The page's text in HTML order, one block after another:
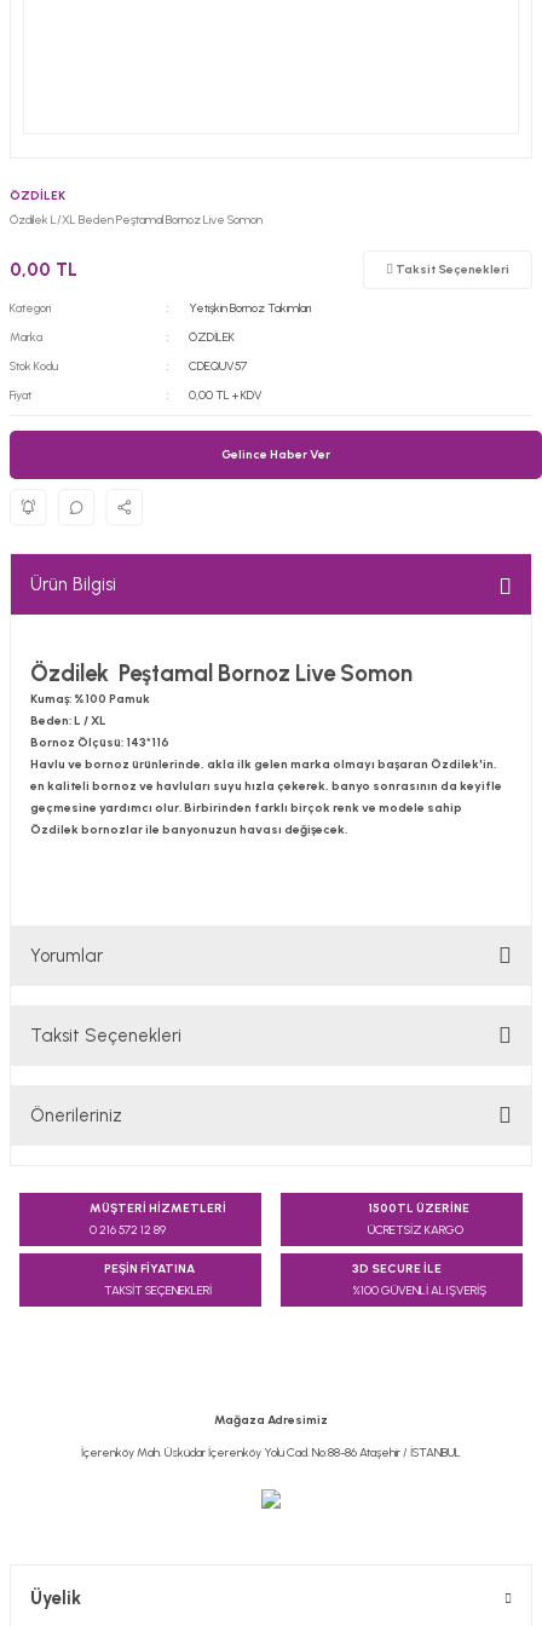
ÖZDİLEK
Özdilek L/XL Beden Peştamal Bornoz Live Somon
0,00 TL Taksit Seçenekleri
Kategori
Yetişkin Bornoz Takımları
Marka
ÖZDİLEK
Stok Kodu
CDEQUV57
Fiyat
0,00 TL + KDV
Gelince Haber Ver
Ürün Bilgisi
Özdilek Peştamal Bornoz Live Somon
Kumaş: %100 Pamuk
Beden: L / XL
Bornoz Ölçüsü: 143*116
Havlu ve bornoz ürünlerinde, akla ilk gelen marka olmayı başaran Özdilek'in,
en kaliteli bornoz ve havluları suyu hızla çekerek, banyo sonrasının da keyifle
geçmesine yardımcı olur. Birbirinden farklı birçok renk ve modele sahip
Özdilek bornozlar ile banyonuzun havası değişecek.
Yorumlar
Taksit Seçenekleri
Önerileriniz
konularda yetersiz gördüğünüz noktaları öneri formunu
kullanarak tarafımıza iletebilirsiniz.
Ürün resmi kalitesiz, bozuk veya görüntülenemiyor.
MÜŞTERİ HİZMETLERİ
0 216 572 12 89
1500TL ÜZERİNE
ÜCRETSİZ KARGO
PEŞİN FİYATINA
TAKSİT SEÇENEKLERİ
3D SECURE İLE
%100 GÜVENLİ ALIŞVERİŞ
Mağaza Adresimiz
İçerenköy Mah. Üsküdar İçerenköy Yolu Cad. No:88-86 Ataşehir / İSTANBUL
Üyelik